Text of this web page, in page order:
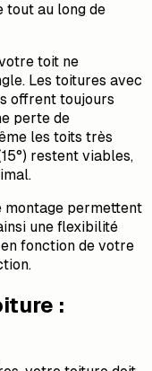
tout au long de
toit ne
Les toitures avec
offrent toujours
perte de
les toits très
restent viables,
montage permettent
une flexibilité
fonction de votre
: